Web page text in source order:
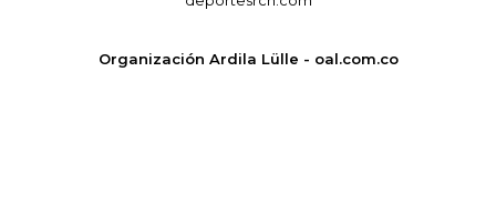
Organización Ardila Lülle - oal.com.co